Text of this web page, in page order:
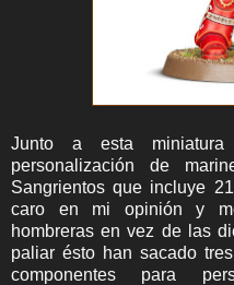
Junto a esta
personalización de
Sangrientos que incluye
caro en mi opinión y
hombreras en vez de las
paliar ésto han sacado
componentes para